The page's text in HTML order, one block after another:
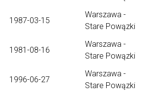
1987-03-15
Warszawa -
Stare Powązki
1981-08-16
Warszawa -
Stare Powązki
1996-06-27
Warszawa -
Stare Powązki